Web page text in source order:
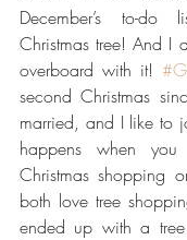
December’s to-
Christmas tree! And I
overboard with it!
second Christmas
married, and I like to
happens when
Christmas shopping
both love tree
ended up with a